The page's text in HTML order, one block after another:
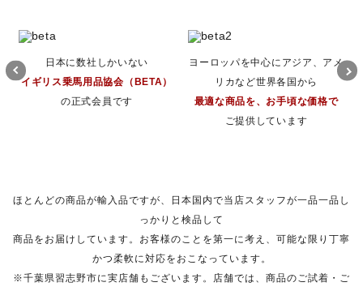
日本に数社しかいない
イギリス乗馬用品協会（BETA）
の正式会員です
ヨーロッパを中心にアジア、アメ
リカなど世界各国から
最適な商品を、お手頃な価格で
ご提供しています
ほとんどの商品が輸入品ですが、日本国内で当店スタッフが一品一品し
っかりと検品して
商品をお届けしています。お客様のことを第一に考え、可能な限り丁寧
かつ柔軟に対応をおこなっています。
※千葉県習志野市に実店舗もございます。店舗では、商品のご試着・ご